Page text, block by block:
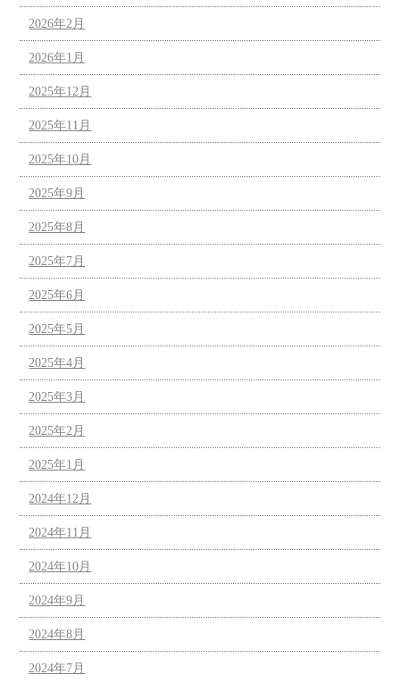
2026年2月
2026年1月
2025年12月
2025年11月
2025年10月
2025年9月
2025年8月
2025年7月
2025年6月
2025年5月
2025年4月
2025年3月
2025年2月
2025年1月
2024年12月
2024年11月
2024年10月
2024年9月
2024年8月
2024年7月